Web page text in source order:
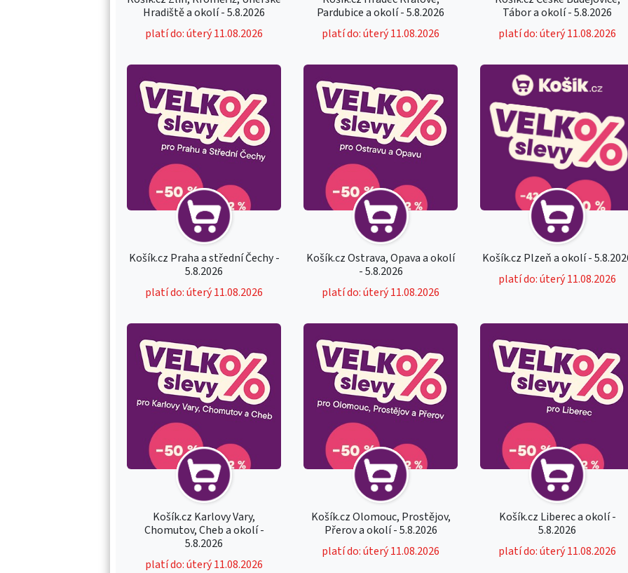
Hradiště a okolí - 5.8.2026
platí do: úterý 11.08.2026
Pardubice a okolí - 5.8.2026
platí do: úterý 11.08.2026
Tábor a okolí - 5.8.2026
platí do: úterý 11.08.2026
Košík.cz Praha a střední Čechy -
5.8.2026
platí do: úterý 11.08.2026
Košík.cz Ostrava, Opava a okolí
- 5.8.2026
platí do: úterý 11.08.2026
Košík.cz Plzeň a okolí -
platí do: úterý 11.08.2026
Košík.cz Karlovy Vary,
Chomutov, Cheb a okolí -
5.8.2026
platí do: úterý 11.08.2026
Košík.cz Olomouc, Prostějov,
Přerov a okolí - 5.8.2026
platí do: úterý 11.08.2026
Košík.cz Liberec a okolí -
5.8.2026
platí do: úterý 11.08.2026